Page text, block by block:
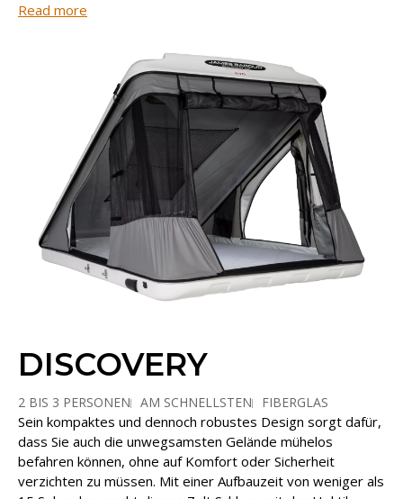
Read more
DISCOVERY
2 BIS 3 PERSONEN AM SCHNELLSTEN
FIBERGLAS
MUSCHELFORM
Sein kompaktes und dennoch robustes Design sorgt dafür,
dass Sie auch die unwegsamsten Gelände mühelos
befahren können, ohne auf Komfort oder Sicherheit
verzichten zu müssen. Mit einer Aufbauzeit von weniger als